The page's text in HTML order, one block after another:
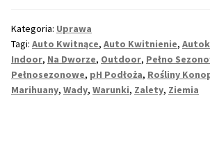
Kategoria: Uprawa
Tagi: Auto Kwitnące, Auto Kwitnienie,
Indoor, Na Dworze, Outdoor, Pełno
Pełnosezonowe, pH Podłoża, Rośliny
Marihuany, Wady, Warunki, Zalety, Ziemia